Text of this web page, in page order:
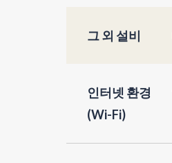
그 외 설비
인터넷 환경
(Wi-Fi)